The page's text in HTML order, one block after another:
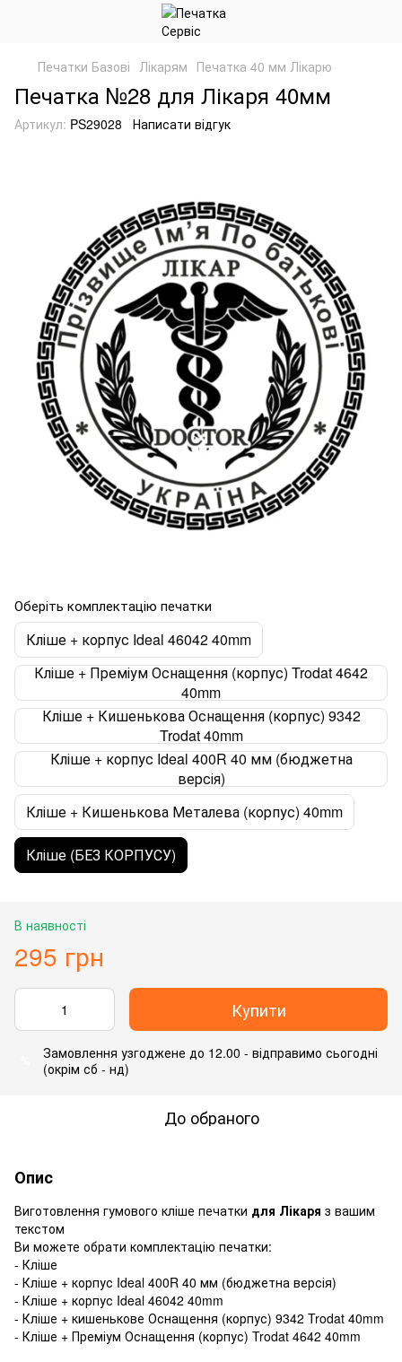
Печатки Базові Лікарям Печатка 40 мм Лікарю
Печатка №28 для Лікаря 40мм
Артикул: PS29028 Написати відгук
Оберіть комплектацію печатки
Кліше + корпус Ideal 46042 40mm
Кліше + Преміум Оснащення (корпус) Trodat 4642
40mm
Кліше + Кишенькова Оснащення (корпус) 9342
Trodat 40mm
Кліше + корпус Ideal 400R 40 мм (бюджетна
версія)
Кліше + Кишенькова Металева (корпус) 40mm
Кліше (БЕЗ КОРПУСУ)
В наявності
295 грн
Купити
Замовлення узгоджене до 12.00 - відправимо сьогодні
(окрім сб - нд)
До обраного
Опис
Виготовлення гумового кліше печатки для Лікаря з вашим
текстом
Ви можете обрати комплектацію печатки:
- Кліше
- Кліше + корпус Ideal 400R 40 мм (бюджетна версія)
- Кліше + корпус Ideal 46042 40mm
- Кліше + кишенькове Оснащення (корпус) 9342 Trodat 40mm
- Кліше + Преміум Оснащення (корпус) Trodat 4642 40mm